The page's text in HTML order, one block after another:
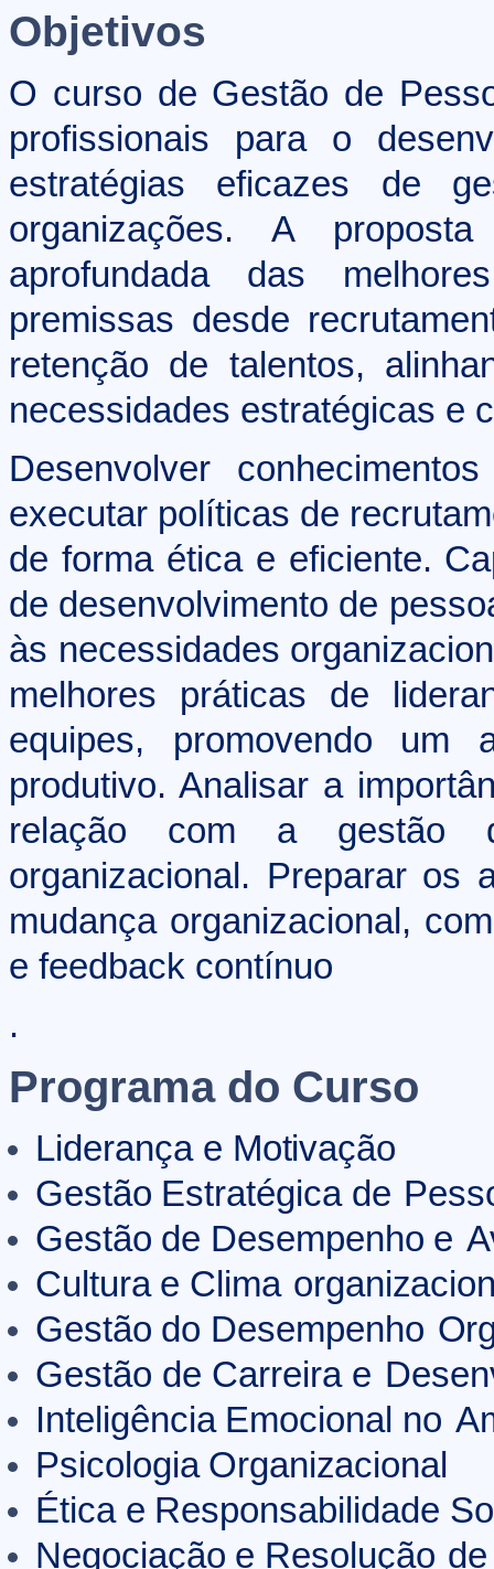
Objetivos
O curso de Gestão de
profissionais para o
estratégias eficazes de
organizações. A
aprofundada das
premissas desde
retenção de talentos,
necessidades estratégicas e
Desenvolver
executar políticas de
de forma ética e eficiente.
de desenvolvimento de
às necessidades
melhores práticas de
equipes, promovendo um
produtivo. Analisar a
relação com a gestão
organizacional. Preparar os
mudança organizacional,
e feedback contínuo
.
Programa do Curso
Liderança e Motivação
Gestão Estratégica de
Gestão de Desempenho e
Cultura e Clima
Gestão do Desempenho
Gestão de Carreira e
Inteligência Emocional no
Psicologia Organizacional
Ética e Responsabilidade
Negociação e Resolução de